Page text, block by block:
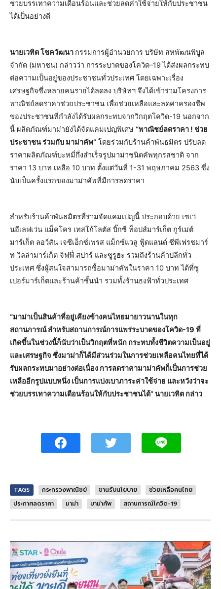
ช่วยบรรเทาความเดือนร้อนและช่วยลดค่าใช้จ่ายให้กับประชาชน
ได้เป็นอย่างดี
นายเวทิต โชควัฒนา กรรมการผู้อำนวยการ บริษัท สหพัฒนพิบูล
จำกัด (มหาชน) กล่าวว่า การระบาดของโควิด–19 ได้ส่งผลกระทบ
ต่อความเป็นอยู่ของประชาชนทั่วประเทศ โดยเฉพาะเรื่อง
เศรษฐกิจซึ่งหลายคนรายได้ลดลง บริษัทฯ จึงได้เข้าร่วมโครงการ
พาณิชย์ลดราคาช่วยประชาชน เพื่อช่วยเหลือและลดค่าครองชีพ
ของประชาชนที่กำลังได้รับผลกระทบจากวิกฤตโควิด-19 นอกจาก
นี้ ผลิตภัณฑ์มาม่ายังได้จัดแคมเปญพิเศษ “พาณิชย์ลดราคา ! ช่วย
ประชาชน ร่วมกับ มาม่าคัพ” โดยร่วมกับร้านค้าพันธมิตร ปรับลด
ราคาผลิตภัณฑ์บะหมี่กึ่งสำเร็จรูปมาม่าชนิดคัพทุกรสชาติ จาก
ราคา 13 บาท เหลือ 10 บาท ตั้งแต่วันที่ 1-31 พฤษภาคม 2563 ซึ่ง
นับเป็นครั้งแรกของมาม่าคัพที่มีการลดราคา
สำหรับร้านค้าพันธมิตรที่ร่วมจัดแคมเปญนี้ ประกอบด้วย เซเว่
นอีเลฟเว่น แม็คโคร เทสโก้โลตัส บิ๊กซี ท็อปส์มาร์เก็ต กูร์เม่ต์
มาร์เก็ต ลอว์สัน เจซีเอ็กซ์เพรส แม็กซ์แวลู ฟู้ดแลนด์ ซีพีเฟรชมาร์
ท วิลล่ามาร์เก็ต จิฟฟี่ สปาร์ และซูรูฮะ รวมถึงร้านค้าปลีกทั่ว
ประเทศ ซึ่งผู้สนใจสามารถซื้อมาม่าคัพในราคา 10 บาท ได้ที่ซู
เปอร์มาร์เก็ตและร้านค้าชั้นนำ รวมทั้งร้านธงฟ้าทั่วประเทศ
“มาม่าเป็นสินค้าที่อยู่เคียงข้างคนไทยมายาวนานในทุก
สถานการณ์ สำหรับสถานการณ์การแพร่ระบาดของโควิด-19 ที่
เกิดขึ้นในช่วงนี้ก็นับว่าเป็นวิกฤตที่หนัก กระทบทั้งชีวิตความเป็นอยู่
และเศรษฐกิจ ซึ่งมาม่าก็ได้มีส่วนร่วมในการช่วยเหลือคนไทยที่ได้
รับผลกระทบมาอย่างต่อเนื่อง การลดราคามาม่าคัพก็เป็นการช่วย
เหลืออีกรูปแบบหนึ่ง เป็นการแบ่งเบาภาระค่าใช้จ่าย และหวังว่าจะ
ช่วยบรรเทาความเดือนร้อนให้กับประชาชนได้” นายเวทิต กล่าว
TAGS กระทรวงพาณิชย์ ขานรับนโยบาย
ช่วยเหลือคนไทย
ประกาศลดราคา
มาม่า มาม่าคัพ สถานการณ์โควิด-19